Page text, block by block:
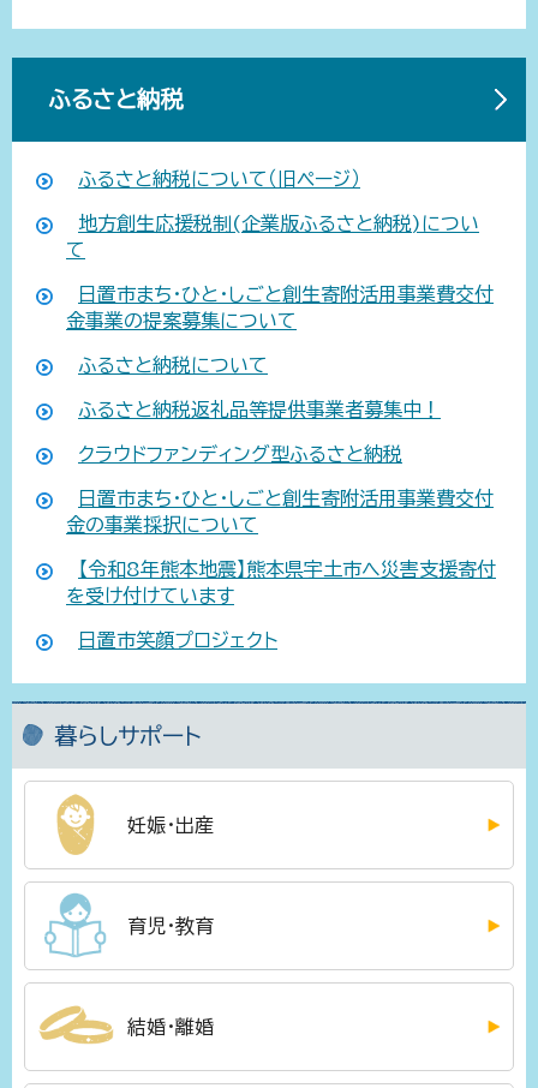
ふるさと納税
ふるさと納税について（旧ページ）
地方創生応援税制(企業版ふるさと納税)につい
て
日置市まち・ひと・しごと創生寄附活用事業費交付
金事業の提案募集について
ふるさと納税について
ふるさと納税返礼品等提供事業者募集中！
クラウドファンディング型ふるさと納税
日置市まち・ひと・しごと創生寄附活用事業費交付
金の事業採択について
【令和8年熊本地震】熊本県宇土市へ災害支援寄付
を受け付けています
日置市笑顔プロジェクト
暮らしサポート
妊娠・出産
育児・教育
結婚・離婚